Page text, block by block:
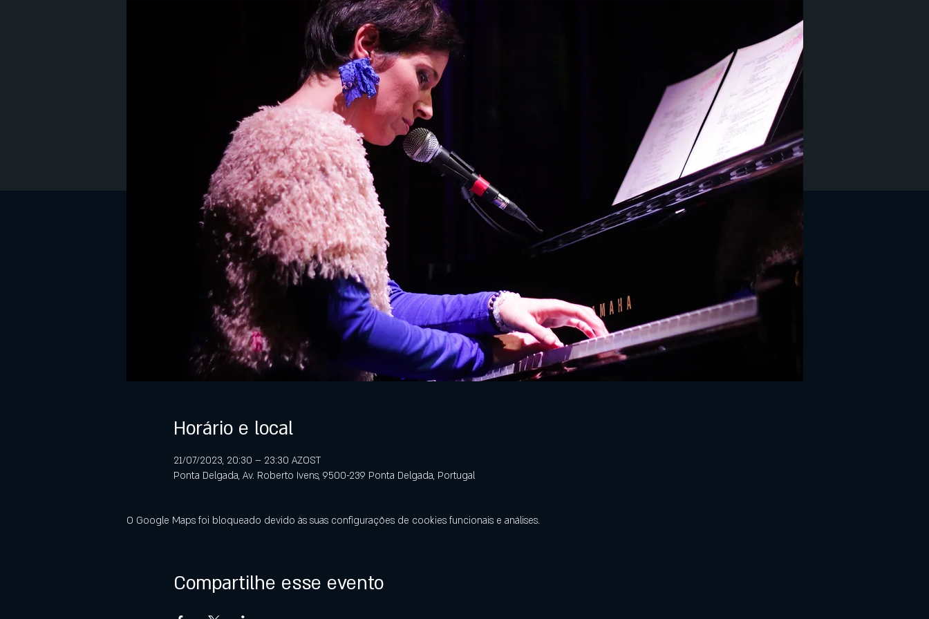
Horário e local
21/07/2023, 20:30 – 23:30 AZOST
Ponta Delgada, Av. Roberto Ivens, 9500-239 Ponta Delgada, Portugal
O Google Maps foi bloqueado devido às suas configurações de cookies funcionais e análises.
Compartilhe esse evento